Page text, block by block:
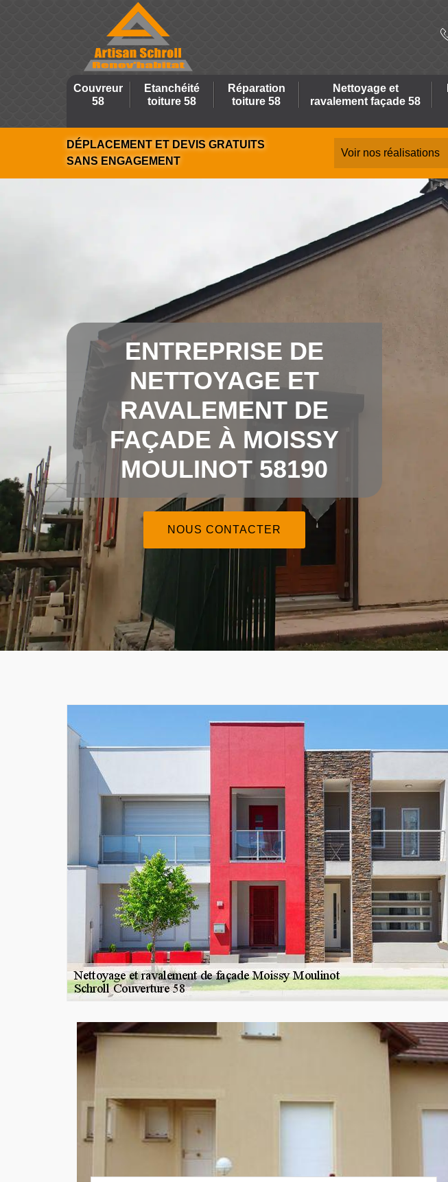
Couvreur
58
Etanchéité
toiture 58
Réparation
toiture 58
Nettoyage et
ravalement façade 58
DÉPLACEMENT ET DEVIS GRATUITS
SANS ENGAGEMENT
Voir nos réalisations
ENTREPRISE DE
NETTOYAGE ET
RAVALEMENT DE
FAÇADE À MOISSY
MOULINOT 58190
NOUS CONTACTER